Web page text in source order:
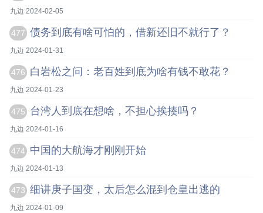
九边 2024-02-05
477 债务到底有啥可怕的，借新还旧不就行了？
九边 2024-01-31
476 白岩松之问：老百姓到底为啥有钱不敢花？
九边 2024-01-23
475 台湾人到底在想啥，不担心挨揍吗？
九边 2024-01-16
474 中国的大航海才刚刚开始
九边 2024-01-13
473 细讲庚子国变，太后怎么混到仓皇出逃的
九边 2024-01-09